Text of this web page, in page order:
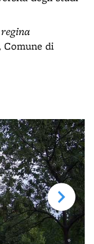
Comune di